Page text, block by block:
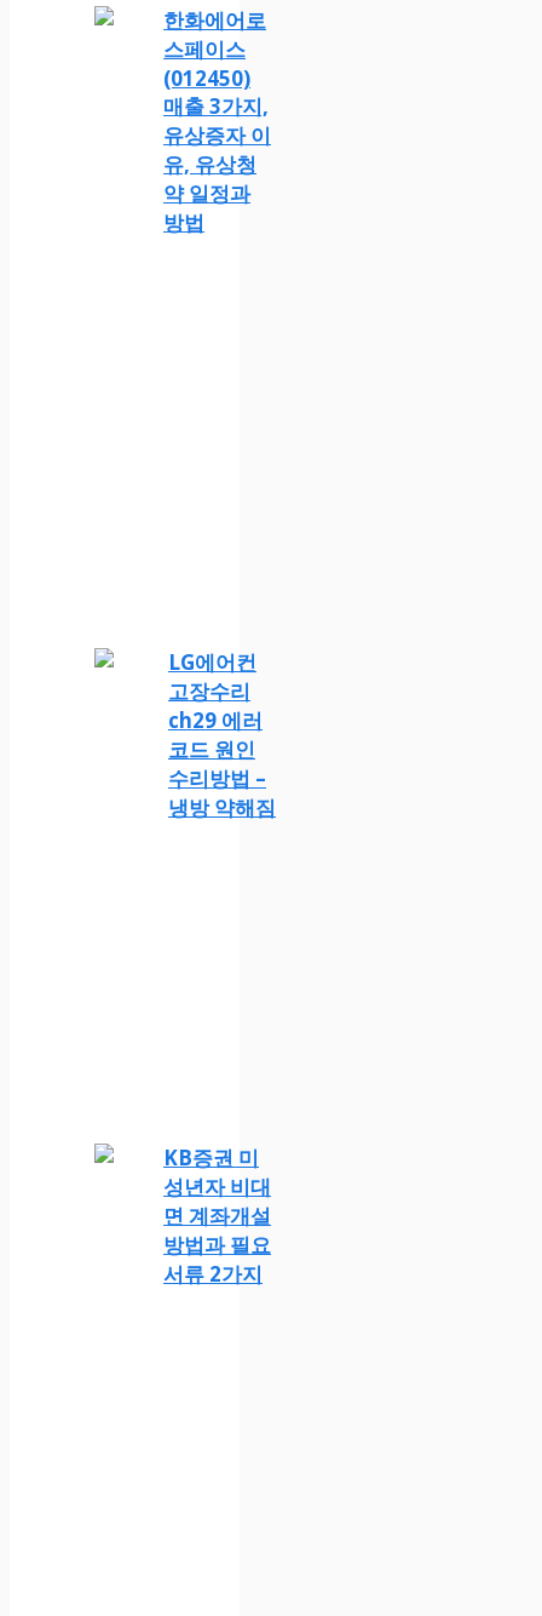
한화에어로
스페이스
(012450)
매출 3가지,
유상증자 이
유, 유상청
약 일정과
방법
LG에어컨
고장수리
ch29 에러
코드 원인
수리방법 –
냉방 약해짐
KB증권 미
성년자 비대
면 계좌개설
방법과 필요
서류 2가지